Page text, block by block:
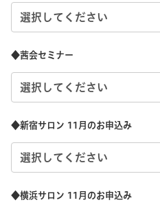
◆茜会セミナー
◆新宿サロン 11月のお申込み
◆横浜サロン 11月のお申込み